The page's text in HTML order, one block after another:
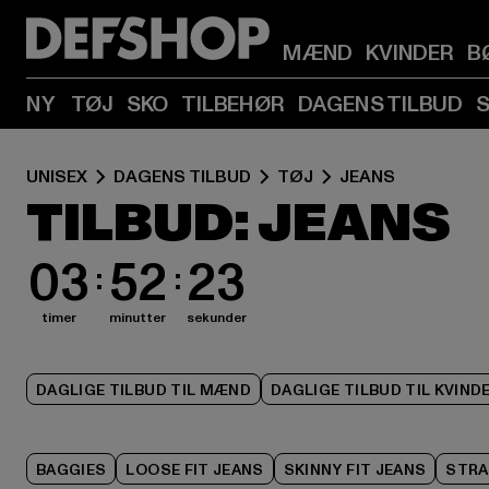
MÆND KVINDER
NY TØJ SKO TILBEHØR DAGENS TILBUD
UNISEX DAGENS TILBUD TØJ JEANS
TILBUD: JEANS
03
timer 52
minutter 22
sekunder
DAGLIGE TILBUD TIL MÆND DAGLIGE TILBUD TIL
BAGGIES LOOSE FIT JEANS SKINNY FIT JEANS